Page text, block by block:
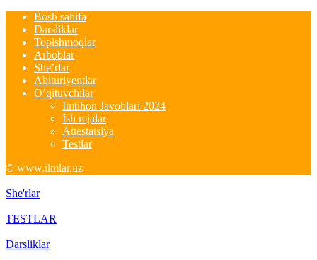
Bosh sahifa
Darsliklar
Topishmoqlar
Arboblar
She’rlar
Abituriyentlar
O’qituvchilar
Imtihon Javoblari 2024
Ish rejalar
Attestatsiya
Testlar
© www.ilmlar.uz
She'rlar
TESTLAR
Darsliklar